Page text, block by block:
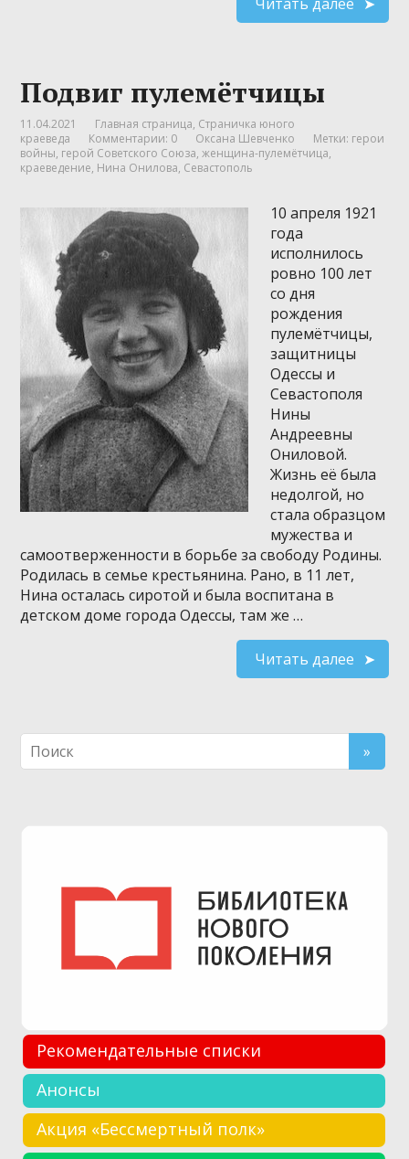
Подвиг пулемётчицы
11.04.2021 Главная страница, Страничка юного
краеведа
Комментарии: 0 Оксана Шевченко Метки: герои
войны, герой Советского Союза,женщина-пулемётчица,
краеведение, Нина Онилова, Севастополь
10 апреля 1921
года
исполнилось
ровно 100 лет
со дня
рождения
пулемётчицы,
защитницы
Одессы и
Севастополя
Нины
Андреевны
Ониловой.
Жизнь её была
недолгой, но
стала образцом
мужества и
самоотверженности в борьбе за свободу Родины.
Родилась в семье крестьянина. Рано, в 11 лет,
Нина осталась сиротой и была воспитана в
детском доме города Одессы, там же …
Читать далее
Рекомендательные списки
Анонсы
Акция «Бессмертный полк»